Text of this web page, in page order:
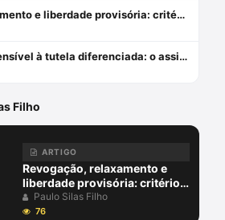
Revogação, relaxamento e liberdade provisória: critérios de diferenciação das medidas que afastam a prisão cautelar
Da indiferença insensível à tutela diferenciada: o assistido defensorial e o cumprimento de sentença – esperanças da cidadania no ncpc
Filho
ARTIGO
Revogação, relaxamento e
liberdade provisória: critérios
de diferenciação das medidas
que afastam a prisão cautelar
Paulo Silas Filho
76